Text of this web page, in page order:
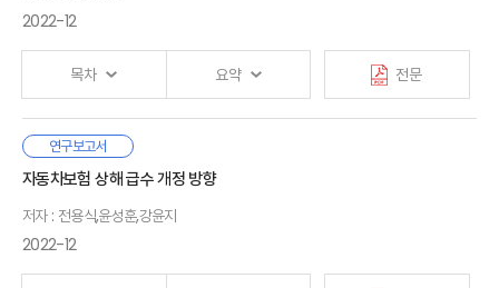
위험관리 등 다양한 서비스를 필요로 하고, 보험소비여정에서
새로운 경험을 요구하고 있다. 인력 고령화로 보험산업(특히,
판매채널)의 노동생산성 저하가 심화되고 있으나, 빅데이터
등 신기술의 발전은 가치사슬을 정교화하여 효율성을
혁신을 촉진하기 위해 개방형 생태계 조성을 유도하고 있어
향후 경쟁구도가 개별기업 중심의 단순한 형태에서 생태계를
중심으로 한 복잡한 형태로 변화할 것으로 예상된다.
해외 주요 보험회사의 디지털전환을 살펴보면, 다음과 같은
공통점을 발견할 수 있다. 중
밀접하게 연계되어 있다. 또한 디지털전환 추진 초기에는
2. 사례 분석
3. 시사점
1. 국내 보험산업의 디지털전환
2. 효과적인 디지털전환을 위한 과제
· 참고문헌
여러 불일치 문제가 발생하고 있다. 모든 보험제도에서는
기본적으로 이중보상 금지라는 보험의 기본 원리에 따라
중복보장을 금지하고 있으나, 각 보험제도의 보상 성격에 따라
소비자의 권리 침해에 대한 문제 혹은 보험자 간의 구상권을
제한하는 경우가 발생한다는 점을 유의할 필요가 있다. 또한 각
의료보장제도는 통합적으로 관리되지 않음에 따라 상호 영향을
주고받게 되는데, 이때 제도별 급여 보상 범위에 차이가 있기
때문에 어떤 제도를 우선 적용하느냐에 따라 소비자 후생이
달라지는 문제가 발생할 수 있다.
보험제도 선택에 따라 소비자 후생이 달라지는 문제를 해결하기
위해서는 각 보험제도의 취지와 제도 간 상호연계성을 고려하여
Ⅱ. 국민의료비 보험제도 운영 현황
1. 개요
2. 보험제도별 운영 현황
Ⅲ. 국민의료비 보험제도 비교
1. 보험급부
3. 보험금 관리체계
2022-12
목차 요약 전문
본 연구에서는 미국 장기요양보험 사례 분석을 통해 ① 상품개발,
② 구조조정, ③ 세제지원의 3가지 측면에서 실손의료보험 관련
첫째, 국내 실손의료보험의 경우 2009년 표준화 이후 주로
Ⅰ. 서론
Ⅱ. 국내 실손의료보험
1. 시장 현황
2. 주요 이슈
연구보고서
자동차보험 상해 급수 개정 방향
저자 : 전용식,윤성훈,강윤지
2022-12